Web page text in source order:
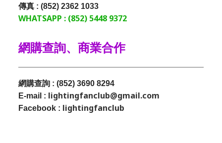
傳真 : (852) 2362 1033
WHATSAPP : (852) 5448 9372
網購查詢、商業合作
網購查詢 : (852) 3690 8294
E-mail : lightingfanclub@gmail.com
Facebook : lightingfanclub